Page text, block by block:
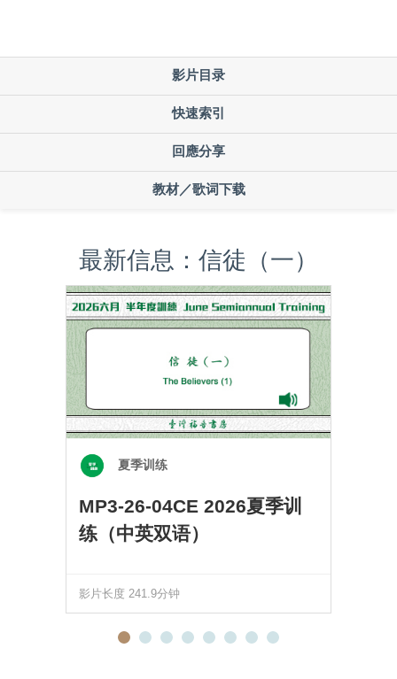
影片目录
快速索引
回應分享
教材／歌词下载
最新信息：信徒（一）
夏季训练
MP3-26-04CE 2026夏季训
练（中英双语）
影片长度 241.9分钟